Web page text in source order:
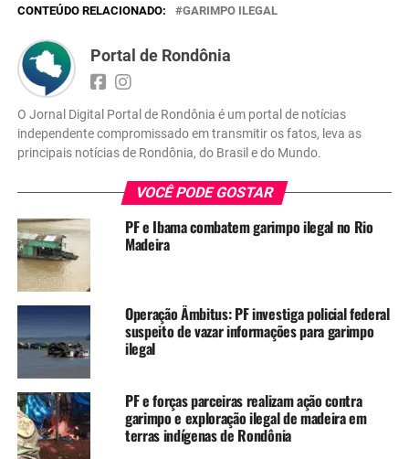
CONTEÚDO RELACIONADO: GARIMPO ILEGAL
Portal de Rondônia
O Jornal Digital Portal de Rondônia é um portal de notícias
independente compromissado em transmitir os fatos, leva as
principais notícias de Rondônia, do Brasil e do Mundo.
VOCÊ PODE GOSTAR
PF e Ibama combatem garimpo ilegal no Rio
Madeira
Operação Âmbitus: PF investiga policial federal
suspeito de vazar informações para garimpo
ilegal
PF e forças parceiras realizam ação contra
garimpo e exploração ilegal de madeira em
terras indígenas de Rondônia